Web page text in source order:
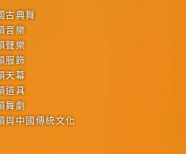
古典舞
音樂
聲樂
服飾
天幕
道具
舞劇
與中國傳統文化